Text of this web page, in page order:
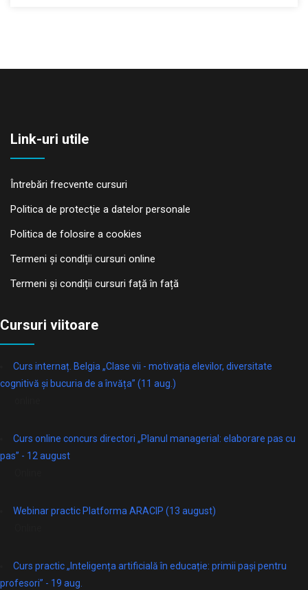
Link-uri utile
Întrebări frecvente cursuri
Politica de protecţie a datelor personale
Politica de folosire a cookies
Termeni și condiții cursuri online
Termeni și condiții cursuri față în față
Cursuri viitoare
Curs internaț. Belgia „Clase vii - motivația elevilor, diversitate
cognitivă și bucuria de a învăța” (11 aug.)
Curs online concurs directori „Planul managerial: elaborare pas cu
pas” - 12 august
Webinar practic Platforma ARACIP (13 august)
Curs practic „Inteligența artificială în educație: primii pași pentru
profesori” - 19 aug.